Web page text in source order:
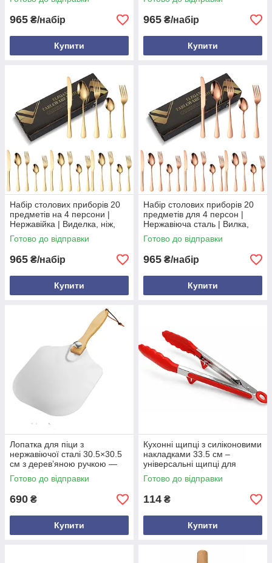
Стальній
965 ₴/набір
Купити
Чорній
965 ₴/набір
Купити
Набір столових приборів 20
предметів на 4 персони |
Нержавійка | Виделка, ніж,
ложка, десертна, чайна
Золота
Готово до відправки
965 ₴/набір
Купити
Набір столових приборів 20
предметів для 4 персон |
Нержавіюча сталь | Вилка,
ніж, ложка, десертна, чайна
Готово до відправки
965 ₴/набір
Купити
Лопатка для піци з
нержавіючої сталі 30.5×30.5
см з дерев’яною ручкою —
універсальний інструмент
для духовки, гриля і печі
Готово до відправки
690 ₴
Купити
Кухонні щипці з силіконовими
накладками 33.5 см –
універсальні щипці для
м’яса, риби, гриля, барбекю,
стейків – метал+силікон
Готово до відправки
114 ₴
Купити